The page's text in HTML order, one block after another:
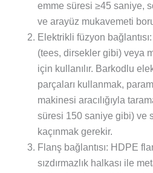
emme süresi ≥45 saniye,
ve arayüz mukavemeti
Elektrikli füzyon
(tees, dirsekler gibi) veya
için kullanılır. Barkodlu
parçaları kullanmak,
makinesi aracılığıyla
süresi 150 saniye gibi) ve
kaçınmak gerekir.
Flanş bağlantısı: HDPE
sızdırmazlık halkası ile